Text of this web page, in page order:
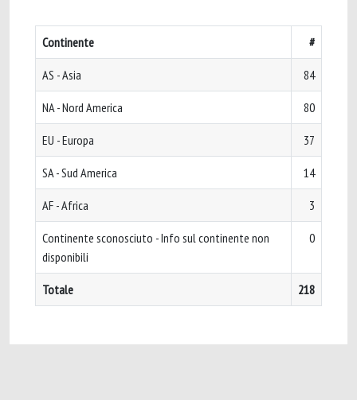
Continente #
AS - Asia 84
NA - Nord America 80
EU - Europa 37
SA - Sud America 14
AF - Africa 3
Continente sconosciuto - Info sul continente non
disponibili
0
Totale 218